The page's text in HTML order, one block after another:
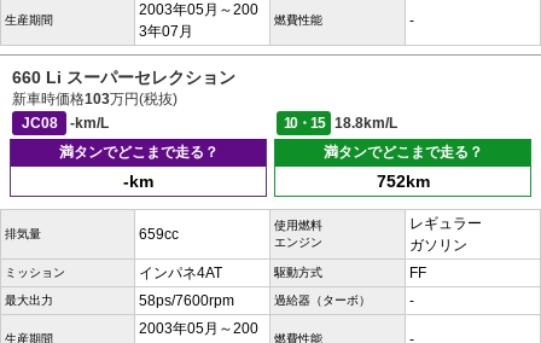
生産期間
2003年05月～200
3年07月
燃費性能 -
660 Li スーパーセレクション
新車時価格103万円(税抜)
JC08
-km/L 10・15
18.8km/L
満タンでどこまで走る？
-km
満タンでどこまで走る？
752km
排気量 659cc
使用燃料
エンジン
レギュラー
ガソリン
ミッション インパネ4AT 駆動方式 FF
最大出力 58ps/7600rpm 過給器（ターボ） -
生産期間
2003年05月～200
燃費性能